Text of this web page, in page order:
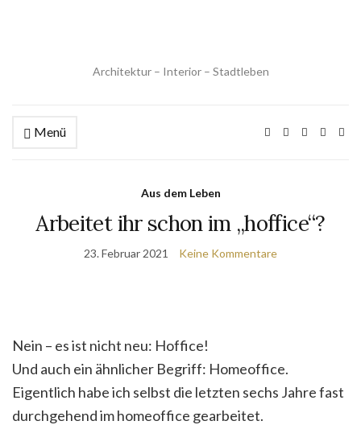
Architektur – Interior – Stadtleben
Menü
Aus dem Leben
Arbeitet ihr schon im „hoffice“?
23. Februar 2021 Keine Kommentare
Nein – es ist nicht neu: Hoffice!
Und auch ein ähnlicher Begriff: Homeoffice.
Eigentlich habe ich selbst die letzten sechs Jahre fast
durchgehend im homeoffice gearbeitet.